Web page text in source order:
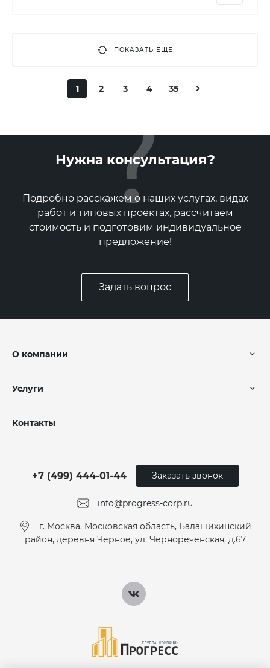
ПОКАЗАТЬ ЕЩЕ
1 2 3 4 35
Нужна консультация?
Подробно расскажем о наших услугах, видах
работ и типовых проектах, рассчитаем
стоимость и подготовим индивидуальное
предложение!
Задать вопрос
О компании
Услуги
Контакты
info@progress-corp.ru
+7 (499) 444-01-44
г. Москва, Московская область, Балашихинский
район, деревня Черное, ул. Чернореченская, д.67
Заказать звонок